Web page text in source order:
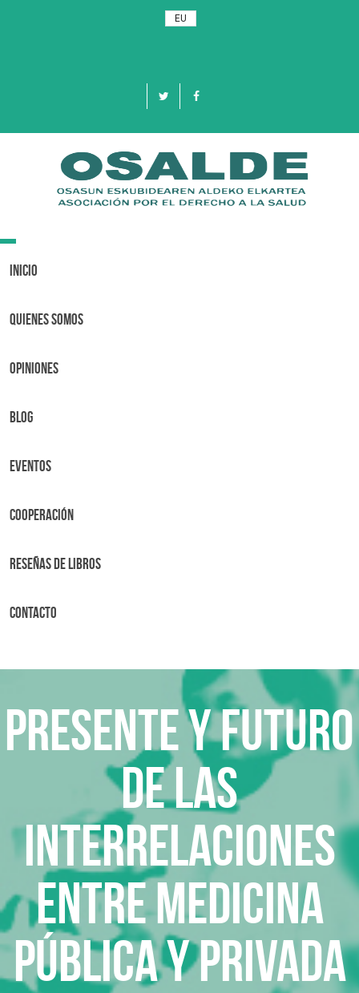
EU
Toggle
Inicio
Quienes Somos
OPINIONES
BLOG
Eventos
Cooperación
Reseñas de libros
Contacto
Presente y futuro
de las
interrelaciones
entre medicina
pública y privada